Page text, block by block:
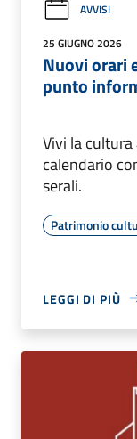
AVVISI
25 GIUGNO 2026
Nuovi orari
punto
Vivi la
calendario
serali.
Patrimonio
LEGGI DI PIÙ